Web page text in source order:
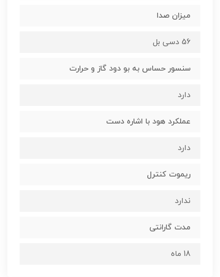
میزان صدا
56 دسی بل
سنسور حساس به بو دود گاز و حرارت
دارد
عملکرد هود با اشاره دست
دارد
ریموت کنترل
ندارد
مدت گارانتی
18 ماه